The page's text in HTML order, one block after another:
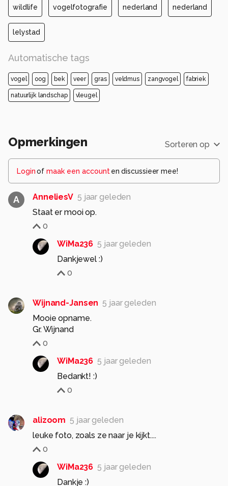
wildlife vogelfotografie nederland nederland
lelystad
Automatische tags
vogel oog bek veer gras veldmus zangvogel fabriek
natuurlijk landschap vleugel
Opmerkingen Sorteren op
Loginof maak een account en discussieer mee!
A AnneliesV 5 jaar geleden
Staat er mooi op.
0
WiMa236 5 jaar geleden
Dankjewel :)
0
Wijnand-Jansen 5 jaar geleden
Mooie opname.
Gr. Wijnand
0
WiMa236 5 jaar geleden
Bedankt! :)
0
alizoom 5 jaar geleden
leuke foto, zoals ze naar je kijkt....
0
WiMa236 5 jaar geleden
Dankje :)